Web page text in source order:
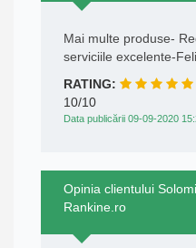
Mai multe produse-
serviciile excelente-
RATING:
10/10
Data publicării 09-09-2020
Opinia clientului
Rankine.ro